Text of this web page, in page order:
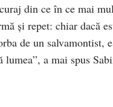
din ce în ce mai
și repet: chiar dacă
de un salvamontist,
lumea”, a mai spus